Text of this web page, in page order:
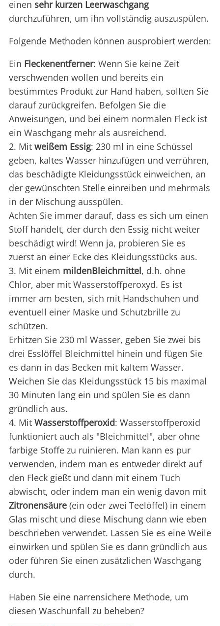
einen sehr kurzen Leerwaschgang
durchzuführen, um ihn vollständig auszuspülen.
Folgende Methoden können ausprobiert werden:
Ein Fleckenentferner: Wenn Sie keine Zeit
verschwenden wollen und bereits ein
bestimmtes Produkt zur Hand haben, sollten Sie
darauf zurückgreifen. Befolgen Sie die
Anweisungen, und bei einem normalen Fleck ist
ein Waschgang mehr als ausreichend.
2. Mit weißem Essig: 230 ml in eine Schüssel
geben, kaltes Wasser hinzufügen und verrühren,
das beschädigte Kleidungsstück einweichen, an
der gewünschten Stelle einreiben und mehrmals
in der Mischung ausspülen.
Achten Sie immer darauf, dass es sich um einen
Stoff handelt, der durch den Essig nicht weiter
beschädigt wird! Wenn ja, probieren Sie es
zuerst an einer Ecke des Kleidungsstücks aus.
3. Mit einem mildenBleichmittel, d.h. ohne
Chlor, aber mit Wasserstoffperoxyd. Es ist
immer am besten, sich mit Handschuhen und
eventuell einer Maske und Schutzbrille zu
schützen.
Erhitzen Sie 230 ml Wasser, geben Sie zwei bis
drei Esslöffel Bleichmittel hinein und fügen Sie
es dann in das Becken mit kaltem Wasser.
Weichen Sie das Kleidungsstück 15 bis maximal
30 Minuten lang ein und spülen Sie es dann
gründlich aus.
4. Mit Wasserstoffperoxid: Wasserstoffperoxid
funktioniert auch als "Bleichmittel", aber ohne
farbige Stoffe zu ruinieren. Man kann es pur
verwenden, indem man es entweder direkt auf
den Fleck gießt und dann mit einem Tuch
abwischt, oder indem man ein wenig davon mit
Zitronensäure (ein oder zwei Teelöffel) in einem
Glas mischt und diese Mischung dann wie eben
beschrieben verwendet. Lassen Sie es eine Weile
einwirken und spülen Sie es dann gründlich aus
oder führen Sie einen zusätzlichen Waschgang
durch.
Haben Sie eine narrensichere Methode, um
diesen Waschunfall zu beheben?